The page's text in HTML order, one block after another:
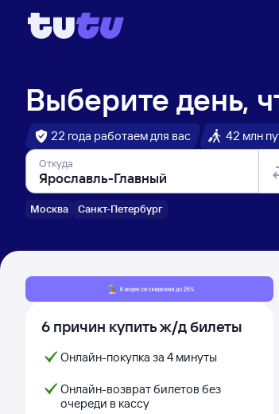
Выберите день,
22 года работаем для вас 42 млн
Откуда
Москва Санкт-Петербург
6 причин купить ж/д билеты
Онлайн-покупка за 4 минуты
Онлайн-возврат билетов без
очереди в кассу